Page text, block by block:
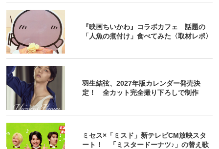
『映画ちいかわ』コラボカフェ 話題の
「人魚の煮付け」食べてみた〈取材レポ〉
羽生結弦、2027年版カレンダー発売決
定！ 全カット完全撮り下ろしで制作
ミセス×「ミスド」新テレビCM放映スタ
ート！ 「ミスタードーナツ♪」の替え歌